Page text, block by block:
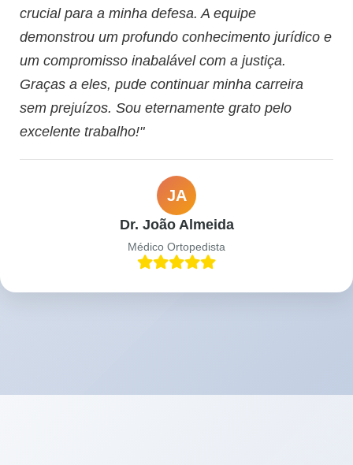
crucial para a minha defesa. A equipe
demonstrou um profundo conhecimento jurídico e
um compromisso inabalável com a justiça.
Graças a eles, pude continuar minha carreira
sem prejuízos. Sou eternamente grato pelo
excelente trabalho!"
JA
Dr. João Almeida
Médico Ortopedista